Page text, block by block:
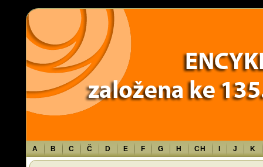
Warning: Use of undefined constant TXT - assumed 'TXT' (this will throw
content/themes/sablona/functions.php
A B C Č D E F G H CH J K